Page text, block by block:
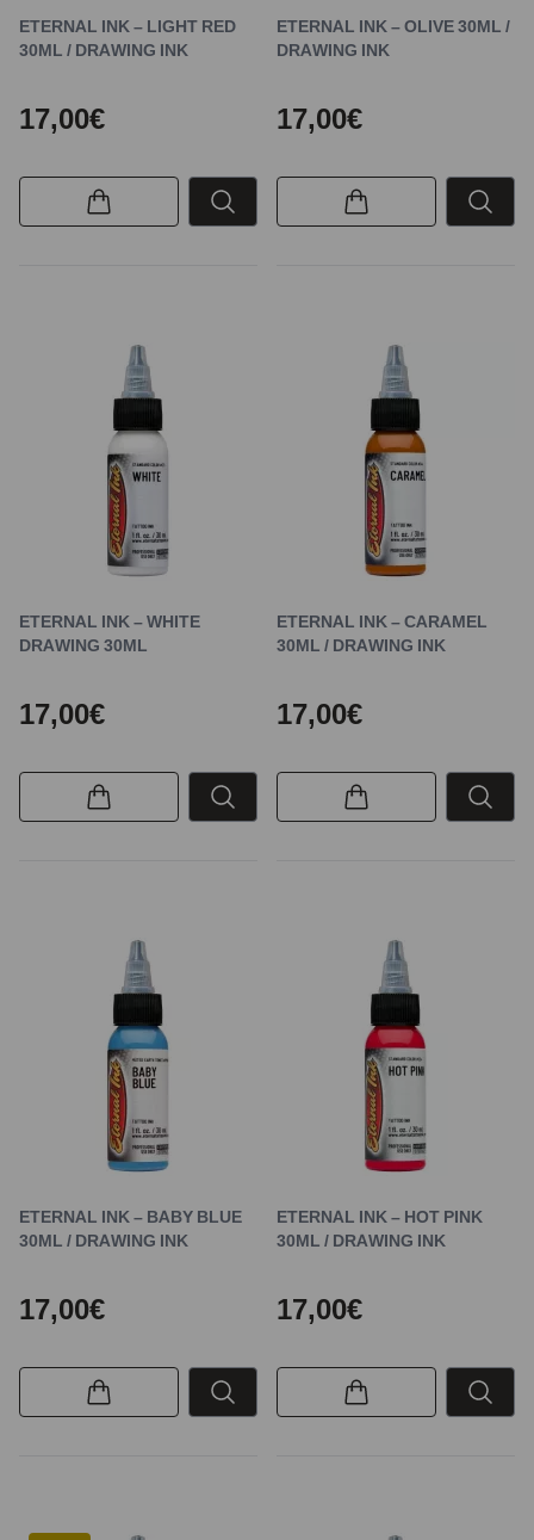
ETERNAL INK – LIGHT RED
30ML / DRAWING INK
17,00€
ETERNAL INK – OLIVE 30ML /
DRAWING INK
17,00€
ETERNAL INK – WHITE
DRAWING 30ML
17,00€
ETERNAL INK – CARAMEL
30ML / DRAWING INK
17,00€
ETERNAL INK – BABY BLUE
30ML / DRAWING INK
17,00€
ETERNAL INK – HOT PINK
30ML / DRAWING INK
17,00€